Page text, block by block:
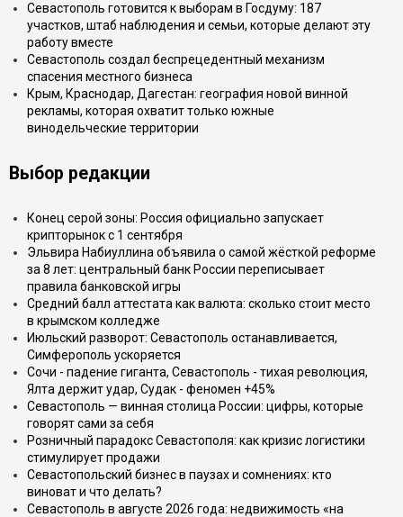
Севастополь готовится к выборам в Госдуму: 187
участков, штаб наблюдения и семьи, которые делают эту
работу вместе
Севастополь создал беспрецедентный механизм
спасения местного бизнеса
Крым, Краснодар, Дагестан: география новой винной
рекламы, которая охватит только южные
винодельческие территории
Выбор редакции
Конец серой зоны: Россия официально запускает
крипторынок с 1 сентября
Эльвира Набиуллина объявила о самой жёсткой реформе
за 8 лет: центральный банк России переписывает
правила банковской игры
Средний балл аттестата как валюта: сколько стоит место
в крымском колледже
Июльский разворот: Севастополь останавливается,
Симферополь ускоряется
Сочи - падение гиганта, Севастополь - тихая революция,
Ялта держит удар, Судак - феномен +45%
Севастополь — винная столица России: цифры, которые
говорят сами за себя
Розничный парадокс Севастополя: как кризис логистики
стимулирует продажи
Севастопольский бизнес в паузах и сомнениях: кто
виноват и что делать?
Севастополь в августе 2026 года: недвижимость «на